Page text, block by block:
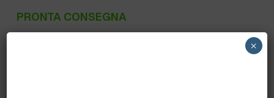
PRONTA CONSEGNA
×